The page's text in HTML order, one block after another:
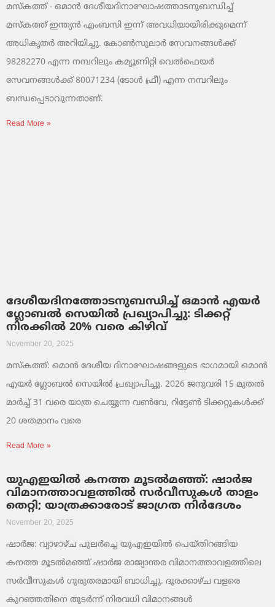
മസ്‌കത്ത് ∙ ഒമാൻ ദേശീയദിനാഘോഷത്താടനുബന്ധിച്ച്
മസ്‌കത്ത് ഇന്ത്യൻ എംബസി ഇന്ന് അവധിയായിരിക്കുമെന്ന്
അധികൃതർ അറിയിച്ചു. കോൺസുലാർ സേവനങ്ങൾക്ക്
98282270 എന്ന നമ്പറിലും കമ്യൂണിറ്റി വെൽഫെയർ
സേവനങ്ങൾക്ക് 80071234 (ടോൾ ഫ്രീ) എന്ന നമ്പറിലും
ബന്ധപ്പെടാവുന്നതാണ്.
Read More »
ദേശീയദിനത്തോടനുബന്ധിച്ച് ഒമാൻ എയർ
ഗ്ലോബൽ സെയിൽ പ്രഖ്യാപിച്ചു: ടിക്കറ്റ്
നിരക്കിൽ 20% വരെ കിഴിവ്
November 20, 2025
മസ്‌കത്ത്: ഒമാൻ ദേശീയ ദിനാഘോഷങ്ങളുടെ ഭാഗമായി ഒമാൻ
എയർ ഗ്ലോബൽ സെയിൽ പ്രഖ്യാപിച്ചു. 2026 ജനുവരി 15 മുതൽ
മാർച്ച് 31 വരെ യാത്ര ചെയ്യുന്ന വൺവേ, റിട്ടേൺ ടിക്കറ്റുകൾക്ക്
20 ശതമാനം വരെ
Read More »
യുഎഇയിൽ കനത്ത മൂടൽമഞ്ഞ്: ഷാർജ
വിമാനത്താവളത്തിൽ സർവീസുകൾ താളം
തെറ്റി; യാത്രക്കാരോട് ജാഗ്രത നിർദേശം
November 20, 2025
ഷാർജ: വ്യാഴാഴ്ച പുലർച്ചെ യുഎഇയിൽ പെയ്തിറങ്ങിയ
കനത്ത മൂടൽമഞ്ഞ് ഷാർജ രാജ്യാന്തര വിമാനത്താവളത്തിലെ
സർവീസുകൾ ഗുരുതരമായി ബാധിച്ചു. ദൂരക്കാഴ്ച വളരെ
കുറഞ്ഞതിനെ തുടർന്ന് നിരവധി വിമാനങ്ങൾ